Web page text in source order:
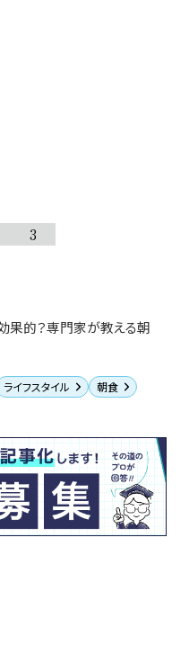
3
果的？専門家が教える朝
ライフスタイル
朝食